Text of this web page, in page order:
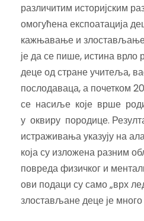
различитим историјским
омогућена експоатација
кажњавање и
је да се пише, истина врло
деце од стране учитеља,
послодаваца, а почетком
се насиље које врше
у оквиру породице.
истраживања указују на
која су изложена разним
повреда физичког и
ови подаци су само „врх
злостављане деце је